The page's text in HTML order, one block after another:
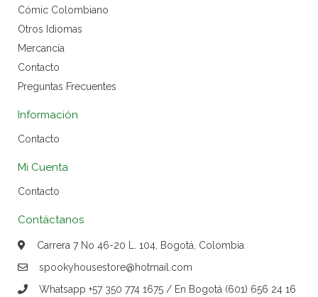
Cómic Colombiano
Otros Idiomas
Mercancía
Contacto
Preguntas Frecuentes
Información
Contacto
Mi Cuenta
Contacto
Contáctanos
Carrera 7 No 46-20 L. 104, Bogotá, Colombia
spookyhousestore@hotmail.com
Whatsapp +57 350 774 1675 / En Bogotá (601) 656 24 16